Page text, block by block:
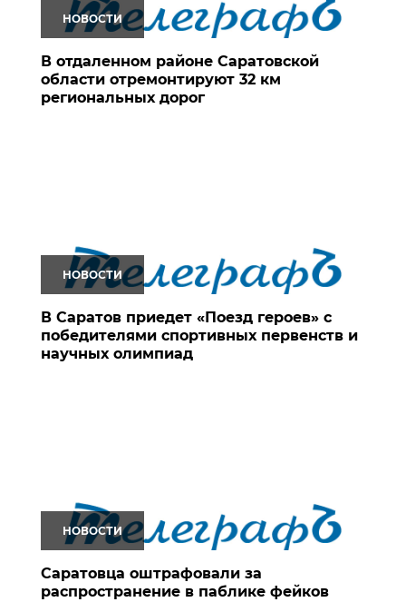
НОВОСТИ
В отдаленном районе Саратовской
области отремонтируют 32 км
региональных дорог
НОВОСТИ
В Саратов приедет «Поезд героев» с
победителями спортивных первенств и
научных олимпиад
НОВОСТИ
Саратовца оштрафовали за
распространение в паблике фейков